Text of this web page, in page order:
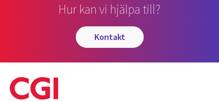
Hur kan vi hjälpa till?
kontakt